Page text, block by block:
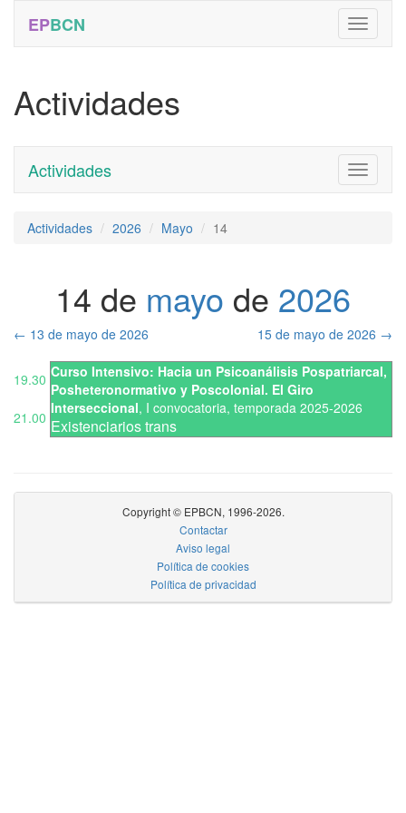
EPBCN
Actividades
Toggle
Actividades
Actividades 2026 Mayo 14
14 de mayo de 2026
← 13 de mayo de 2026 15 de mayo de 2026 →
19.30 Curso Intensivo: Hacia un Psicoanálisis Pospatriarcal,
Posheteronormativo y Poscolonial. El Giro
Interseccional, I convocatoria, temporada 2025-2026
Existenciarios trans
21.00
Copyright © EPBCN, 1996-2026.
Contactar
Aviso legal
Política de cookies
Política de privacidad